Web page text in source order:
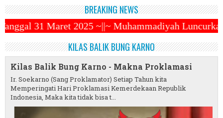
BREAKING NEWS
Muhammadiyah Luncurkan Ojek Online
KILAS BALIK BUNG KARNO
Kilas Balik Bung Karno - Makna Proklamasi
Ir. Soekarno (Sang Proklamator) Setiap Tahun kita
Memperingati Hari Proklamasi Kemerdekaan Republik
Indonesia, Maka kita tidak bisa t...